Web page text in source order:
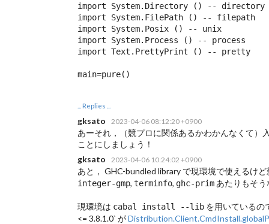
import System.Directory () -- directory
import System.FilePath () -- filepath
import System.Posix () -- unix
import System.Process () -- process
import Text.PrettyPrint () -- pretty
main=pure()
... Replies ...
gksato 2023-04-06 08:12:20 +0900
あーそれ，（競プロに関係あるかわかんなくて）
ことにしましょう！
gksato
2023-04-06 10:24:02 +0900
あと， GHC-bundled library で現環境で使えるけ
integer-gmp, terminfo, ghc-primあたりもそう
現環境は cabal install --libを用いているの
<= 3.8.1.0` が